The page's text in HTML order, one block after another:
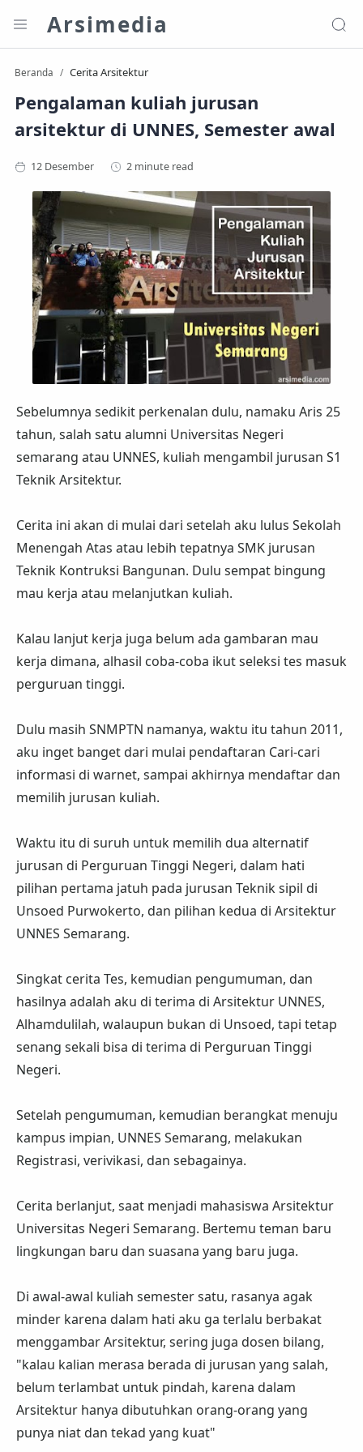
Arsimedia
Beranda Cerita Arsitektur
Pengalaman kuliah jurusan
arsitektur di UNNES, Semester awal
2 minute read
Sebelumnya sedikit perkenalan dulu, namaku Aris 25
tahun, salah satu alumni Universitas Negeri
semarang atau UNNES, kuliah mengambil jurusan S1
Teknik Arsitektur.
Cerita ini akan di mulai dari setelah aku lulus Sekolah
Menengah Atas atau lebih tepatnya SMK jurusan
Teknik Kontruksi Bangunan. Dulu sempat bingung
mau kerja atau melanjutkan kuliah.
Kalau lanjut kerja juga belum ada gambaran mau
kerja dimana, alhasil coba-coba ikut seleksi tes masuk
perguruan tinggi.
Dulu masih SNMPTN namanya, waktu itu tahun 2011,
aku inget banget dari mulai pendaftaran Cari-cari
informasi di warnet, sampai akhirnya mendaftar dan
memilih jurusan kuliah.
Waktu itu di suruh untuk memilih dua alternatif
jurusan di Perguruan Tinggi Negeri, dalam hati
pilihan pertama jatuh pada jurusan Teknik sipil di
Unsoed Purwokerto, dan pilihan kedua di Arsitektur
UNNES Semarang.
Singkat cerita Tes, kemudian pengumuman, dan
hasilnya adalah aku di terima di Arsitektur UNNES,
Alhamdulilah, walaupun bukan di Unsoed, tapi tetap
senang sekali bisa di terima di Perguruan Tinggi
Negeri.
Setelah pengumuman, kemudian berangkat menuju
kampus impian, UNNES Semarang, melakukan
Registrasi, verivikasi, dan sebagainya.
Cerita berlanjut, saat menjadi mahasiswa Arsitektur
Universitas Negeri Semarang. Bertemu teman baru
lingkungan baru dan suasana yang baru juga.
Di awal-awal kuliah semester satu, rasanya agak
minder karena dalam hati aku ga terlalu berbakat
menggambar Arsitektur, sering juga dosen bilang,
"kalau kalian merasa berada di jurusan yang salah,
belum terlambat untuk pindah, karena dalam
Arsitektur hanya dibutuhkan orang-orang yang
punya niat dan tekad yang kuat"